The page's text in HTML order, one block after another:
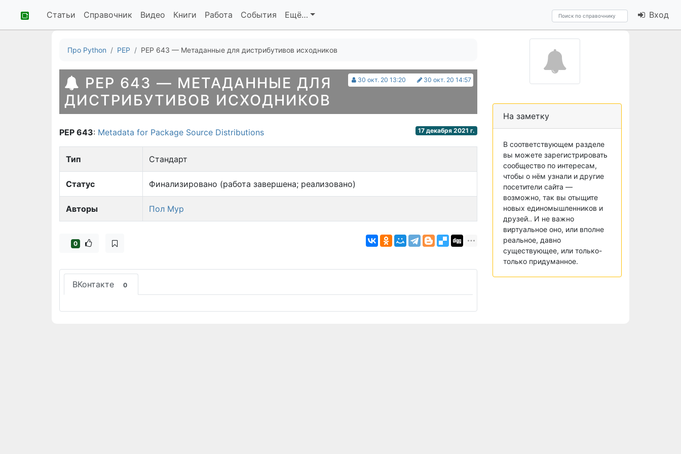
Статьи Справочник Видео Книги Работа События Ещё… Вход
Про Python PEP PEP 643 — Метаданные для дистрибутивов исходников
30 окт. 20 13:20 30 окт. 20 14:57
PEP 643 — МЕТАДАННЫЕ ДЛЯ
ДИСТРИБУТИВОВ ИСХОДНИКОВ
17 декабря 2021 г.
PEP 643: Metadata for Package Source Distributions
Тип Стандарт
Статус Финализировано (работа завершена; реализовано)
Авторы Пол Мур
0
ВКонтакте 0
На заметку
В соответствующем разделе
вы можете зарегистрировать
сообщество по интересам,
чтобы о нём узнали и другие
посетители сайта —
возможно, так вы отыщите
новых единомышленников и
друзей.. И не важно
виртуальное оно, или вполне
реальное, давно
существующее, или только-
только придуманное.